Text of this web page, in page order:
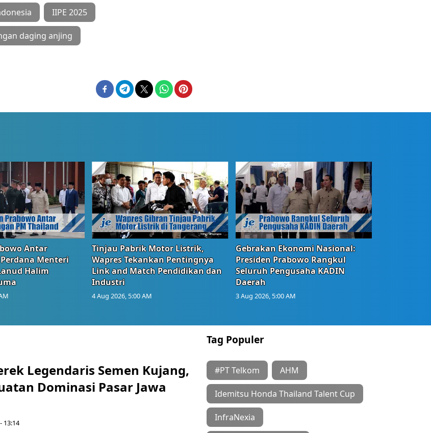
IIPE 2025
daging anjing
Antar
Menteri
Halim
Tinjau Pabrik Motor Listrik,
Wapres Tekankan Pentingnya
Link and Match Pendidikan dan
Industri
4 Aug 2026, 5:00 AM
Gebrakan Ekonomi Nasional:
Presiden Prabowo Rangkul
Seluruh Pengusaha KADIN
Daerah
3 Aug 2026, 5:00 AM
Legendaris Semen Kujang,
Dominasi Pasar Jawa
13:14
Tag Populer
#PT Telkom AHM
Idemitsu Honda Thailand Talent Cup
InfraNexia